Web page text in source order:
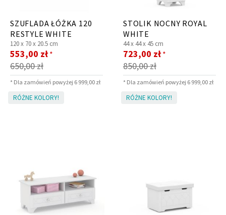
SZUFLADA ŁÓŻKA 120
RESTYLE WHITE
120 x 70 x 20.5 cm
650,00 zł
Cena
promocyjna
553,00 zł *
* Dla zamówień powyżej 6 999,00 zł
STOLIK NOCNY ROYAL
WHITE
44 x 44 x 45 cm
850,00 zł
Cena
promocyjna
723,00 zł *
* Dla zamówień powyżej 6 999,00 zł
RÓŻNE KOLORY! RÓŻNE KOLORY!